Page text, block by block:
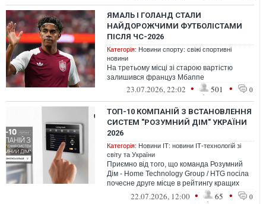
ЯМАЛЬ І ГОЛАНД СТАЛИ
НАЙДОРОЖЧИМИ ФУТБОЛІСТАМИ
ПІСЛЯ ЧС-2026
Категорія: Новини спорту: свіжі спортивні
новини
На третьому місці зі старою вартістю
залишився француз Мбаппе
23.07.2026, 22:02 • 501 • 0
ТОП-10 КОМПАНІЙ З ВСТАНОВЛЕННЯ
СИСТЕМ "РОЗУМНИЙ ДІМ" УКРАЇНИ
2026
Категорія: Новини ІТ: новини ІТ-технологій зі
світу та України
Приємно від того, що команда Розумний
Дім - Home Technology Group / HTG посіла
почесне друге місце в рейтингу кращих
компаній з встановлення Систем «Р...
22.07.2026, 12:00 • 65 • 0